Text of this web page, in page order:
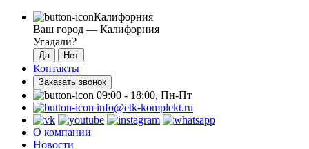
Калифорния
Ваш город — Калифорния
Угадали?
Контакты
Заказать звонок
09:00 - 18:00, Пн-Пт
info@etk-komplekt.ru
О компании
Новости